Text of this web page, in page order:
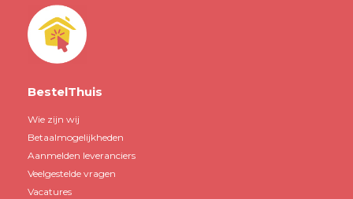
BestelThuis
Wie zijn wij
Betaalmogelijkheden
Aanmelden leveranciers
Veelgestelde vragen
Vacatures